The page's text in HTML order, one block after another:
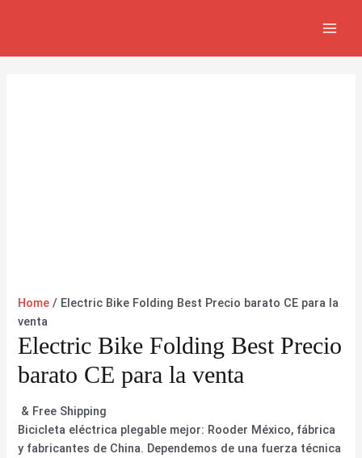
Home / Electric Bike Folding Best Precio barato CE para la
venta
Electric Bike Folding Best Precio
barato CE para la venta
& Free Shipping
Bicicleta eléctrica plegable mejor: Rooder México, fábrica
y fabricantes de China. Dependemos de una fuerza técnica